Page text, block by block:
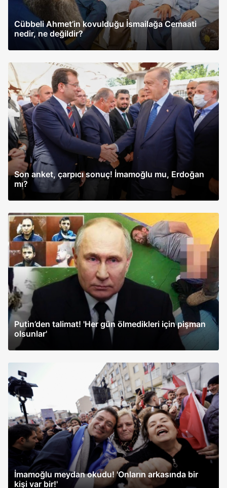
Cübbeli Ahmet’in kovulduğu İsmailağa Cemaati
nedir, ne değildir?
Son anket, çarpıcı sonuç! İmamoğlu mu, Erdoğan
mı?
Putin’den talimat! 'Her gün ölmedikleri için pişman
olsunlar'
İmamoğlu meydan okudu! 'Onların arkasında bir
kişi var bir!'